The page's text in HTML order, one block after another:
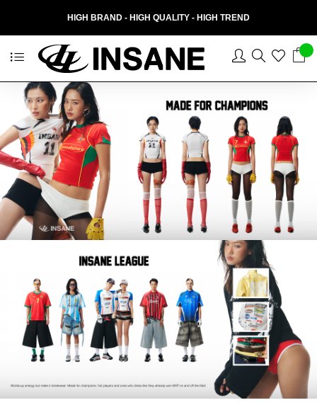
HIGH BRAND - HIGH QUALITY - HIGH TREND